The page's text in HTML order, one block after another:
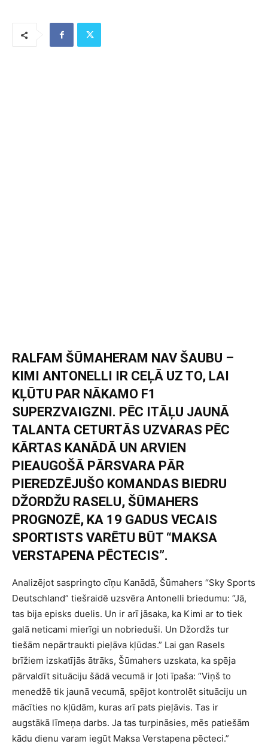
RALFAM ŠŪMAHERAM NAV ŠAUBU –
KIMI ANTONELLI IR CEĻĀ UZ TO, LAI
KĻŪTU PAR NĀKAMO F1
SUPERZVAIGZNI. PĒC ITĀĻU JAUNĀ
TALANTA CETURTĀS UZVARAS PĒC
KĀRTAS KANĀDĀ UN ARVIEN
PIEAUGOŠĀ PĀRSVARA PĀR
PIEREDZĒJUŠO KOMANDAS BIEDRU
DŽORDŽU RASELU, ŠŪMAHERS
PROGNOZĒ, KA 19 GADUS VECAIS
SPORTISTS VARĒTU BŪT “MAKSA
VERSTAPENA PĒCTECIS”.
Analizējot saspringto cīņu Kanādā, Šūmahers “Sky Sports
Deutschland” tiešraidē uzsvēra Antonelli briedumu: “Jā,
tas bija episks duelis. Un ir arī jāsaka, ka Kimi ar to tiek
galā neticami mierīgi un nobrieduši. Un Džordžs tur
tiešām nepārtraukti pieļāva kļūdas.” Lai gan Rasels
brīžiem izskatījās ātrāks, Šūmahers uzskata, ka spēja
pārvaldīt situāciju šādā vecumā ir ļoti īpaša: “Viņš to
menedžē tik jaunā vecumā, spējot kontrolēt situāciju un
mācīties no kļūdām, kuras arī pats pieļāvis. Tas ir
augstākā līmeņa darbs. Ja tas turpināsies, mēs patiešām
kādu dienu varam iegūt Maksa Verstapena pēcteci.”